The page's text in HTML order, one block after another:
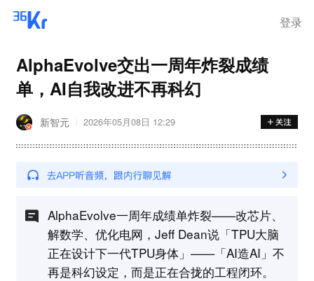
登录
AlphaEvolve交出一周年炸裂成绩
单，AI自我改进不再科幻
新智元 2026年05月08日 12:29
AlphaEvolve一周年成绩单炸裂——改芯片、
解数学、优化电网，Jeff Dean说「TPU大脑
正在设计下一代TPU身体」——「AI造AI」不
再是科幻设定，而是正在合拢的工程闭环。